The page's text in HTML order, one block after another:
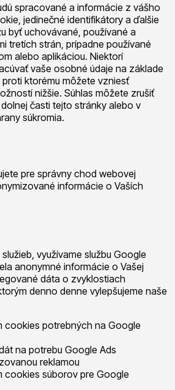
spracované a informácie z vášho
jedinečné identifikátory a ďalšie
byť uchovávané, používané a
tretích strán, prípadne používané
alebo aplikáciou. Niektorí
vaše osobné údaje na základe
ktorému môžete vzniesť
nižšie. Súhlas môžete zrušiť
časti tejto stránky alebo v
súkromia.
pre správny chod webovej
informácie o Vaších
využívame službu Google
anonymné informácie o Vašej
dáta o zvyklostiach
denno denne vylepšujeme naše
cookies potrebných na Google
na potrebu Google Ads
reklamou
cookies súborov pre Google